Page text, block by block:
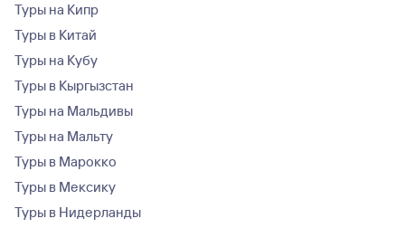
Туры на Кипр
Туры в Китай
Туры на Кубу
Туры в Кыргызстан
Туры на Мальдивы
Туры на Мальту
Туры в Марокко
Туры в Мексику
Туры в Нидерланды